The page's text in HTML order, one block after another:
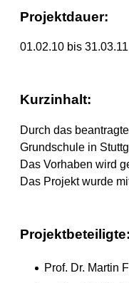
Projektdauer:
01.02.10 bis 31.03.11
Kurzinhalt:
Durch das
Grundschule in
Das Vorhaben wird
Das Projekt wurde
Projektbeteiligte:
Prof. Dr. Martin